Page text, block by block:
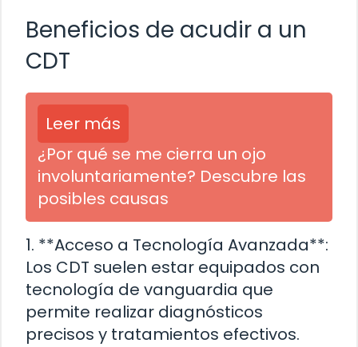
Beneficios de acudir a un
CDT
Leer más
¿Por qué se me cierra un ojo
involuntariamente? Descubre las
posibles causas
1. **Acceso a Tecnología Avanzada**:
Los CDT suelen estar equipados con
tecnología de vanguardia que
permite realizar diagnósticos
precisos y tratamientos efectivos.